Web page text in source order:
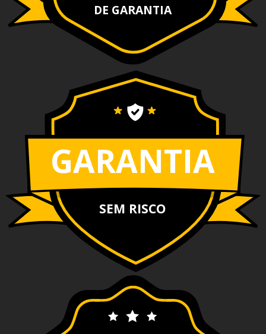
DE GARANTIA
GARANTIA
SEM RISCO